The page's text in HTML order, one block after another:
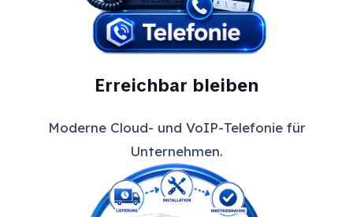
Erreichbar bleiben
Moderne Cloud- und VoIP-Telefonie für
Unternehmen.